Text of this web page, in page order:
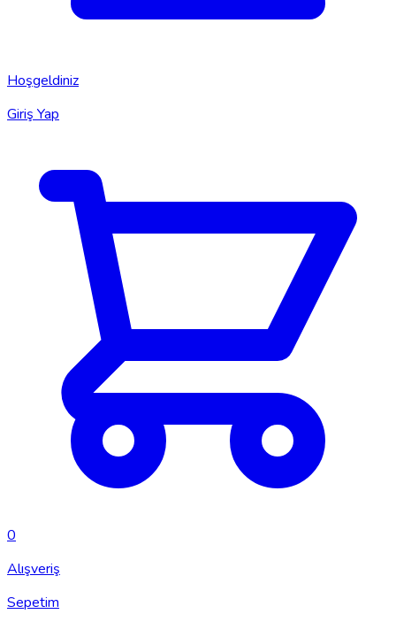
Hoşgeldiniz
Giriş Yap
0
Alışveriş
Sepetim